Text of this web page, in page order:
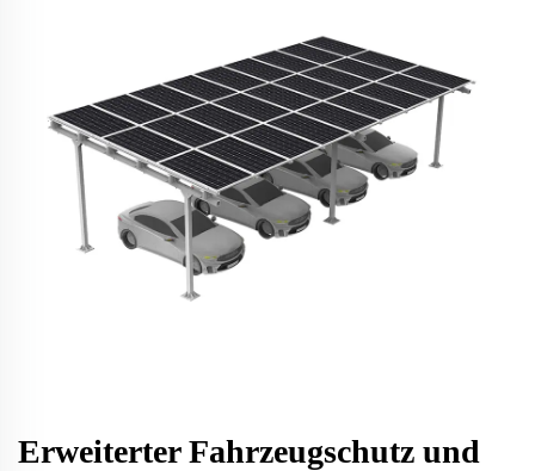
Erweiterter Fahrzeugschutz und